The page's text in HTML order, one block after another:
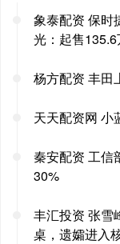
象泰配资 保时
光：起售
杨方配资 丰田
天天配资网 小
秦安配资 工信
30%
丰汇投资 张雪
桌，遗孀进入